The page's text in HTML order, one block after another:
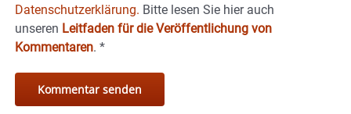
Datenschutzerklärung. Bitte lesen Sie hier auch
unseren Leitfaden für die Veröffentlichung von
Kommentaren. *